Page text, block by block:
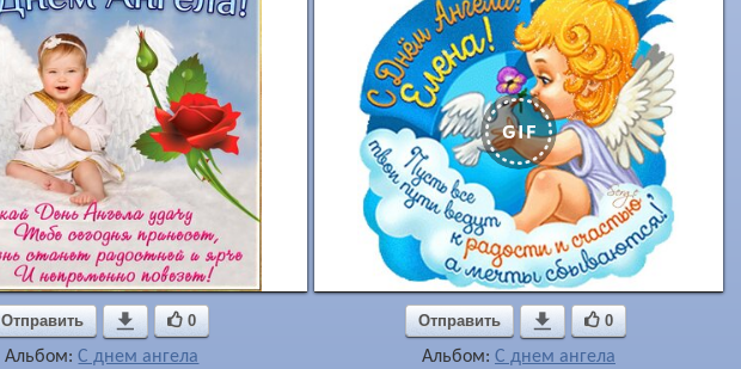
Отправить  0
Альбом:С днем ангела
Отправить  0
Альбом: С днем ангела